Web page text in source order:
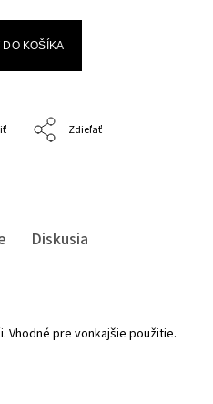
DO KOŠÍKA
Zdieľať
Diskusia
Vhodné pre vonkajšie použitie.